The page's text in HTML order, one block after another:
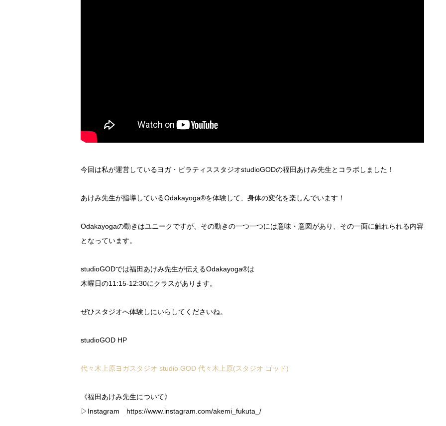
今回は私が運営しているヨガ・ピラティススタジオstudioGODの福田あけみ先生とコラボしました！
あけみ先生が指導しているOdakayoga®を体験して、身体の変化を楽しんでいます！
Odakayogaの動きはユニークですが、その動きの一つ一つには意味・意図があり、その一面に触れられる内容
となっています。
studioGODでは福田あけみ先生が伝えるOdakayoga®は
木曜日の11:15-12:30にクラスがあります。
ぜひスタジオへ体験しにいらしてくださいね。
studioGOD HP
代々木上原ヨガスタジオ studio GOD 代々木上原(スタジオ ゴッド)
《福田あけみ先生について》
▷Instagram https://www.instagram.com/akemi_fukuta_/